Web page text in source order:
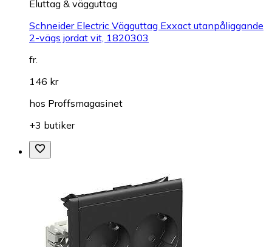
Eluttag & vägguttag
Schneider Electric Vägguttag Exxact utanpåliggande
2-vägs jordat vit, 1820303
fr.
146 kr
hos Proffsmagasinet
+3 butiker